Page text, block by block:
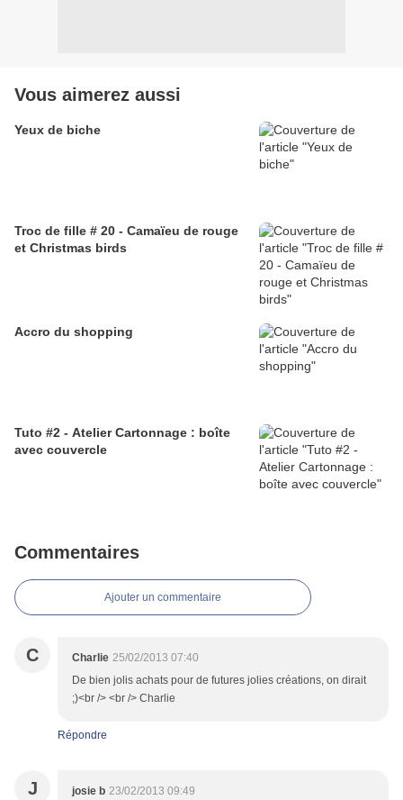
Vous aimerez aussi
Yeux de biche
Troc de fille # 20 - Camaïeu de rouge
et Christmas birds
Accro du shopping
Tuto #2 - Atelier Cartonnage : boîte
avec couvercle
Commentaires
Ajouter un commentaire
C Charlie 25/02/2013 07:40
De bien jolis achats pour de futures jolies créations, on dirait
;)<br /> <br /> Charlie
Répondre
J josie b 23/02/2013 09:49